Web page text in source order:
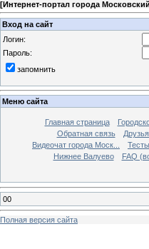
[Интернет-портал города Московский
Вход на сайт
Логин:
Пароль:
запомнить
Меню сайта
Главная страница
Обратная связь
Видеочат города Моск...
Тесты
Нижнее Валуево
FAQ
00
Полная версия сайта